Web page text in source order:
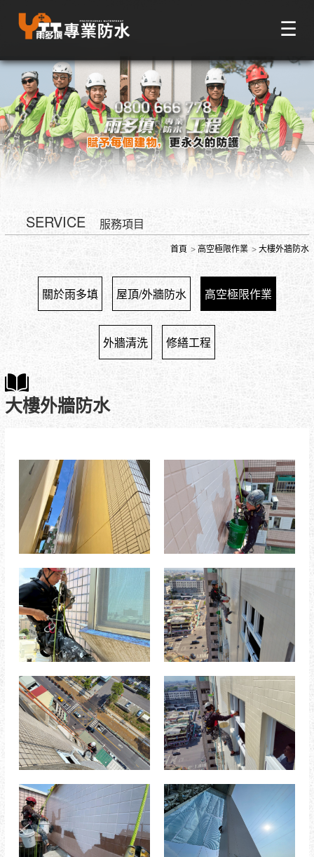
☰
SERVICE 服務項目
首頁 高空極限作業 大樓外牆防水
關於雨多填 屋頂/外牆防水 高空極限作業
外牆清洗 修繕工程
大樓外牆防水